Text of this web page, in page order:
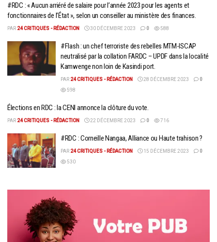
#RDC : « Aucun arriéré de salaire pour l’année 2023 pour les agents et
fonctionnaires de l’État », selon un conseiller au ministère des finances.
PAR 24 CRITIQUES - RÉDACTION 30 DÉCEMBRE 2023 0 588
#Flash : un chef terroriste des rebelles MTM-ISCAP
neutralisé par la collation FARDC – UPDF dans la localité
Kamwenge non loin de Kasindi port.
PAR 24 CRITIQUES - RÉDACTION 28 DÉCEMBRE 2023
0
598
Élections en RDC : la CENI annonce la clôture du vote.
PAR 24 CRITIQUES - RÉDACTION 22 DÉCEMBRE 2023 0 716
#RDC : Corneille Nangaa, Alliance ou Haute trahison ?
PAR 24 CRITIQUES - RÉDACTION 15 DÉCEMBRE 2023
0
530